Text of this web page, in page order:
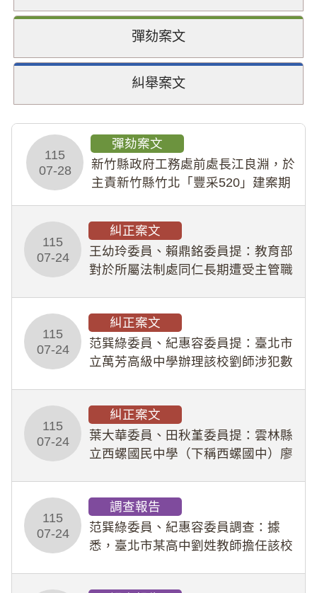
彈劾案文
糾舉案文
115
07-28
彈劾案文
新竹縣政府工務處前處長江良淵，於
主責新竹縣竹北「豐采520」建案期
幣1,483萬餘元，並長期收受建商餽
贈；復罔顧公共安全，圖利默許建商
於停工期間
115
07-24
糾正案文
王幼玲委員、賴鼎銘委員提：教育部
對於所屬法制處同仁長期遭受主管職
人員保障法」及「職業安全衛生法」
所定維護公務人員
115
07-24
糾正案文
范巽綠委員、紀惠容委員提：臺北市
立萬芳高級中學辦理該校劉師涉犯數
業把關與糾錯功能，不僅首份調查報
告漏未審酌師生不
115
07-24
糾正案文
葉大華委員、田秋堇委員提：雲林縣
立西螺國民中學（下稱西螺國中）廖
教羽球隊學生等行為，歷經該校校園
事件處理會議（下
115
07-24
調查報告
范巽綠委員、紀惠容委員調查：據
悉，臺北市某高中劉姓教師擔任該校